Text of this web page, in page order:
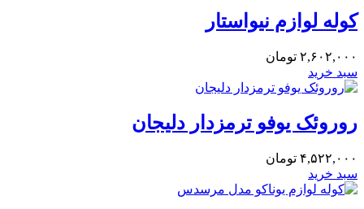
کوله لوازم نیواستار
۲,۶۰۲,۰۰۰ تومان
سبد خرید
روروئک یوفو ترمزدار دلیجان
۴,۵۲۲,۰۰۰ تومان
سبد خرید